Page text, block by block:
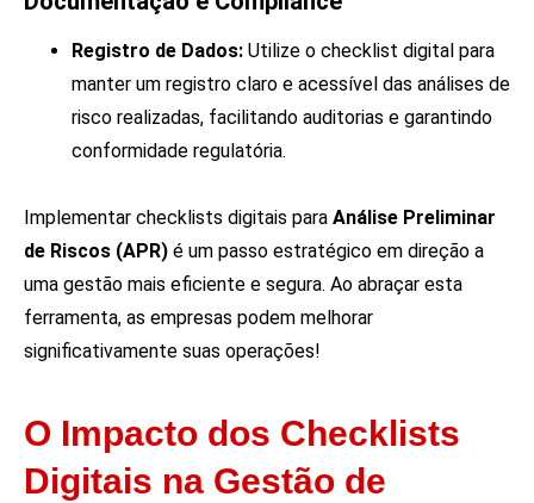
Registro de Dados: Utilize o checklist digital para
manter um registro claro e acessível das análises de
risco realizadas, facilitando auditorias e garantindo
conformidade regulatória.
Implementar checklists digitais para Análise Preliminar
de Riscos (APR) é um passo estratégico em direção a
uma gestão mais eficiente e segura. Ao abraçar esta
ferramenta, as empresas podem melhorar
significativamente suas operações!
O Impacto dos Checklists
Digitais na Gestão de